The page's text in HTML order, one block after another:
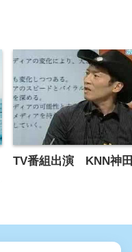
TV番組出演 KNN神